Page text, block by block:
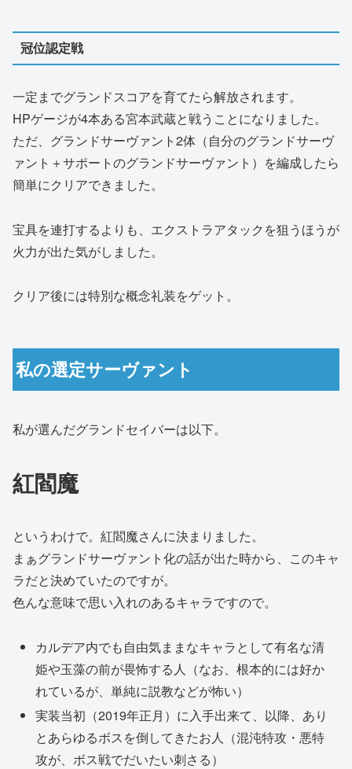
冠位認定戦
一定までグランドスコアを育てたら解放されます。
HPゲージが4本ある宮本武蔵と戦うことになりました。
ただ、グランドサーヴァント2体（自分のグランドサーヴ
ァント＋サポートのグランドサーヴァント）を編成したら
簡単にクリアできました。
宝具を連打するよりも、エクストラアタックを狙うほうが
火力が出た気がしました。
クリア後には特別な概念礼装をゲット。
私の選定サーヴァント
私が選んだグランドセイバーは以下。
紅閻魔
というわけで。紅閻魔さんに決まりました。
まぁグランドサーヴァント化の話が出た時から、このキャ
ラだと決めていたのですが。
色んな意味で思い入れのあるキャラですので。
カルデア内でも自由気ままなキャラとして有名な清
姫や玉藻の前が畏怖する人（なお、根本的には好か
れているが、単純に説教などが怖い）
実装当初（2019年正月）に入手出来て、以降、あり
とあらゆるボスを倒してきたお人（混沌特攻・悪特
攻が、ボス戦でだいたい刺さる）